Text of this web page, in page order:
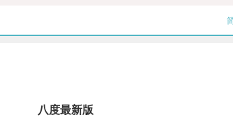
八度最新版